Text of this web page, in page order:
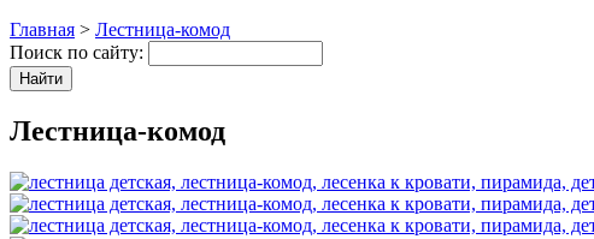
Главная > Лестница-комод
Поиск по сайту:
Лестница-комод